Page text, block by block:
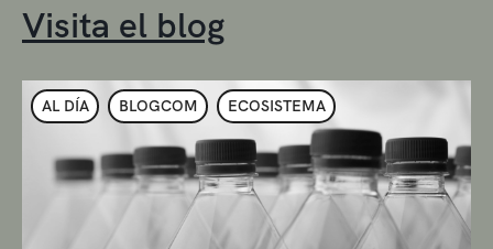
Visita el blog
AL DÍA BLOGCOM ECOSISTEMA